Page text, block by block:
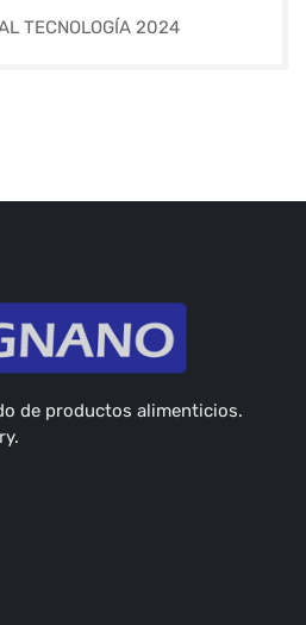
TECNOLOGÍA 2024
de productos alimenticios.